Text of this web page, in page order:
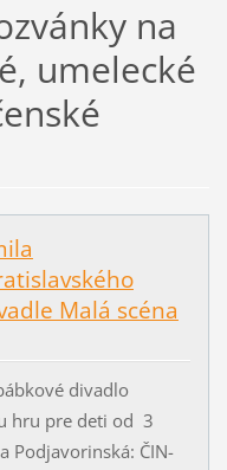
na
umelecké
Malá scéna
divadlo
hru pre deti od 3
Podjavorinská: ČIN-